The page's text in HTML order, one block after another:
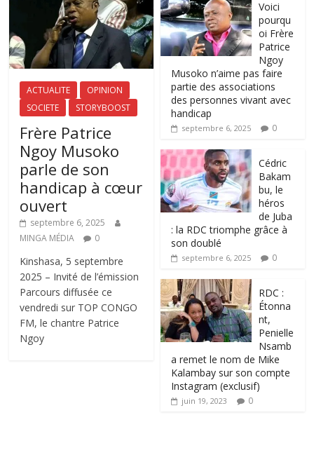
ACTUALITE
OPINION
SOCIETE
STORYBOOST
Frère Patrice
Ngoy Musoko
parle de son
handicap à cœur
ouvert
septembre 6, 2025
MINGA MÉDIA
0
Kinshasa, 5 septembre
2025 – Invité de l’émission
Parcours diffusée ce
vendredi sur TOP CONGO
FM, le chantre Patrice
Ngoy
Voici
pourqu
oi Frère
Patrice
Ngoy
Musoko n’aime pas faire
partie des associations
des personnes vivant avec
handicap
septembre 6, 2025 0
‎Cédric
Bakam
bu, le
héros
de Juba
: la RDC triomphe grâce à
son doublé
septembre 6, 2025 0
RDC :
Étonna
nt,
Penielle
Nsamb
a remet le nom de Mike
Kalambay sur son compte
Instagram (exclusif)
juin 19, 2023 0